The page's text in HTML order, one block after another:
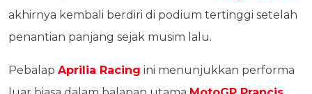
akhirnya kembali berdiri di podium tertinggi setelah
penantian panjang sejak musim lalu.
Pebalap Aprilia Racing ini menunjukkan performa